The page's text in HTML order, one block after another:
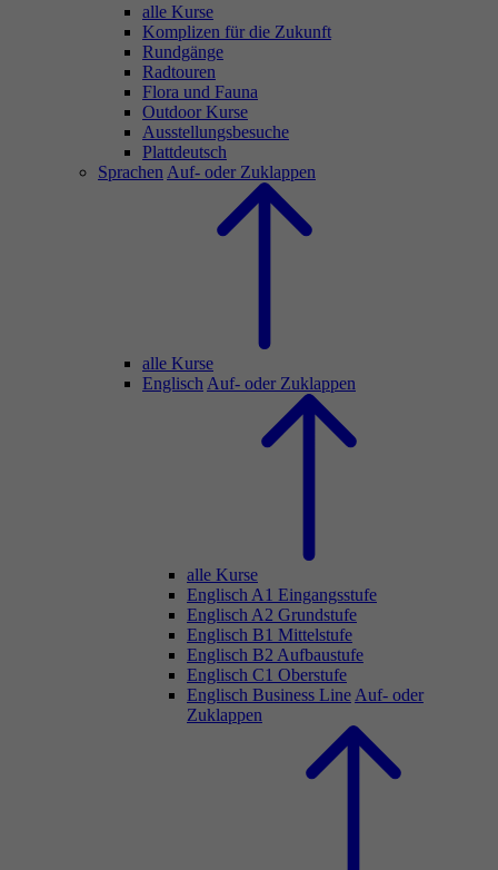
alle Kurse
Komplizen für die Zukunft
Rundgänge
Radtouren
Flora und Fauna
Outdoor Kurse
Ausstellungsbesuche
Plattdeutsch
Sprachen Auf- oder Zuklappen
alle Kurse
Englisch Auf- oder Zuklappen
alle Kurse
Englisch A1 Eingangsstufe
Englisch A2 Grundstufe
Englisch B1 Mittelstufe
Englisch B2 Aufbaustufe
Englisch C1 Oberstufe
Englisch Business Line Auf- oder
Zuklappen